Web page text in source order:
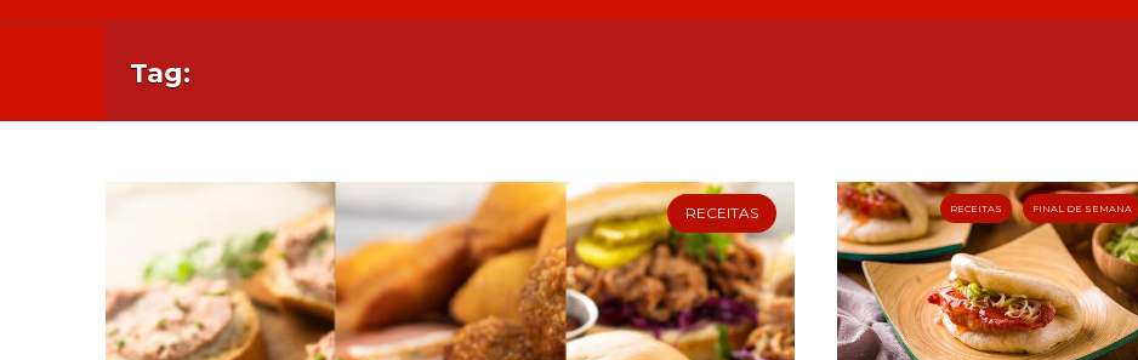
Tag:
RECEITAS RECEITAS FINAL DE SEMANA
Cookies
Necessários
Estes cookies
não são